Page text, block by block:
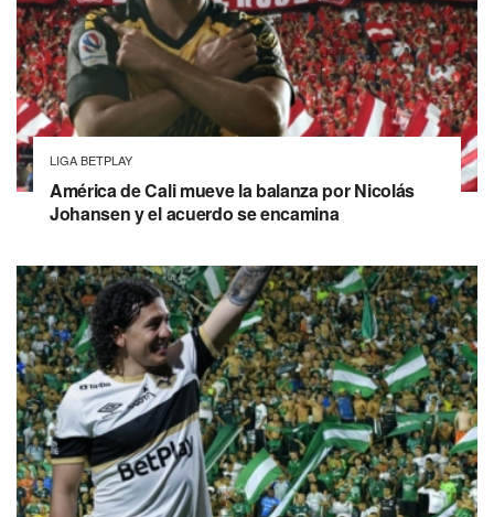
LIGA BETPLAY
América de Cali mueve la balanza por Nicolás
Johansen y el acuerdo se encamina